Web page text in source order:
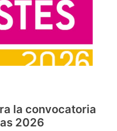
la convocatoria
2026